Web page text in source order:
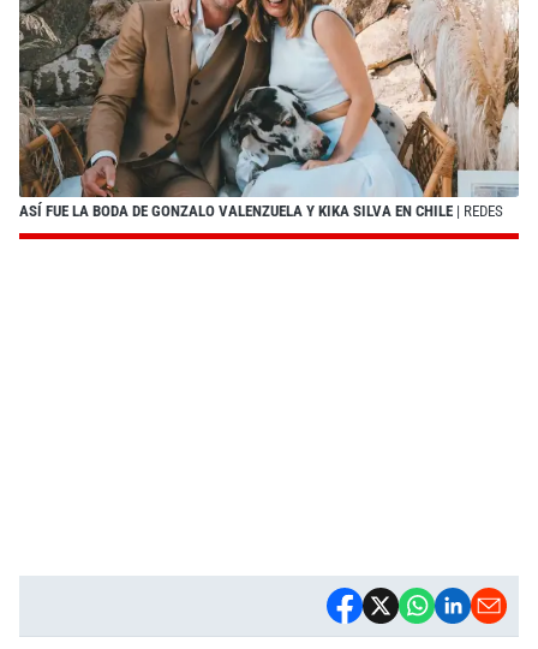
ASÍ FUE LA BODA DE GONZALO VALENZUELA Y KIKA SILVA EN CHILE | REDES